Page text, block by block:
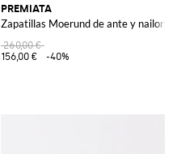
PREMIATA
Zapatillas Moerund de ante y nailon
260,00 €
156,00 €
-40%